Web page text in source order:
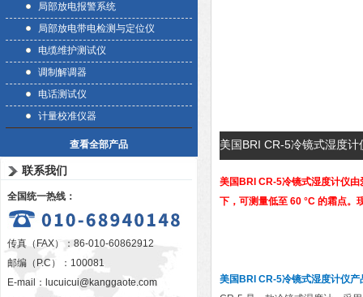
局部放电报警系统
局部放电带电检测与定位仪
电缆维护测试仪
调制解调器
电话测试仪
计量校准仪器
查看全部产品
联系我们
全国统一热线：
传真（FAX）：86-010-60862912
邮编（P.C）：100081
E-mail： lucuicui@kanggaote.com
美国BRI CR-5冷镜式湿度计
美国BRI CR-5冷镜式湿度计仪由
下，可测量低至 60 °C 的霜点。
美国BRI CR-5冷镜式湿度计仪产